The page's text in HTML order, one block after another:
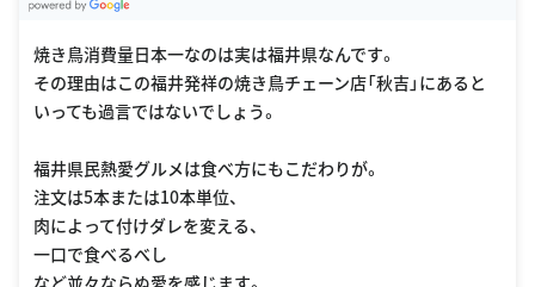
焼き鳥消費量日本一なのは実は福井県なんです。
その理由はこの福井発祥の焼き鳥チェーン店「秋吉」にあると
いっても過言ではないでしょう。
福井県民熱愛グルメは食べ方にもこだわりが。
注文は5本または10本単位、
肉によって付けダレを変える、
一口で食べるべし